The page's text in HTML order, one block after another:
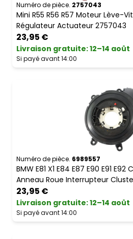
Numéro de pièce. 2757043
Mini R55 R56 R57 Moteur Lève-
Régulateur Actuateur 2757043
23,95 €
Livraison gratuite:12–14 août
Si payé avant 14:00
Numéro de pièce. 6989557
BMW E81 X1 E84 E87 E90 E91
Anneau Roue Interrupteur
23,95 €
Livraison gratuite:12–14 août
Si payé avant 14:00